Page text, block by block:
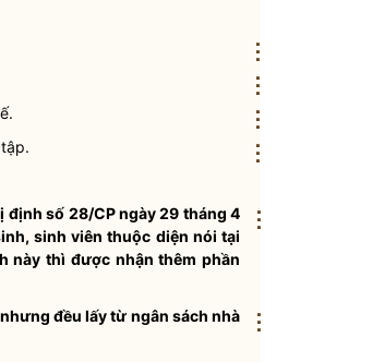
định số 28/CP ngày 29 tháng 4
sinh viên thuộc diện nói tại
này thì được nhận thêm phần
đều lấy từ ngân sáchnhà
⋮
⋮
⋮
⋮
⋮
⋮